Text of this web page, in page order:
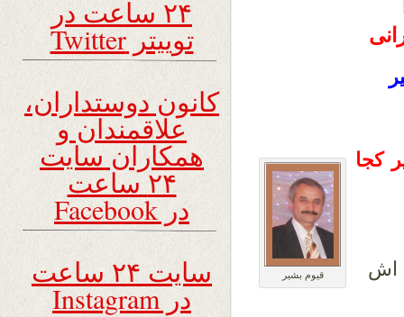
قیوم بشیر
کجا
اش
۲۴ ساعت در
توییتر Twitter
کانون دوستداران،
علاقمندان و
همکاران سایت
۲۴ ساعت
در Facebook
سایت ۲۴ ساعت
در Instagram